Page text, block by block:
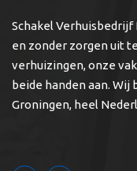
Schakel Verhuisbedrijf
en zonder zorgen uit
verhuizingen, onze
beide handen aan.
Groningen, heel